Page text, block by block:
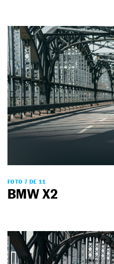
FOTO 7 DE 11
BMW X2